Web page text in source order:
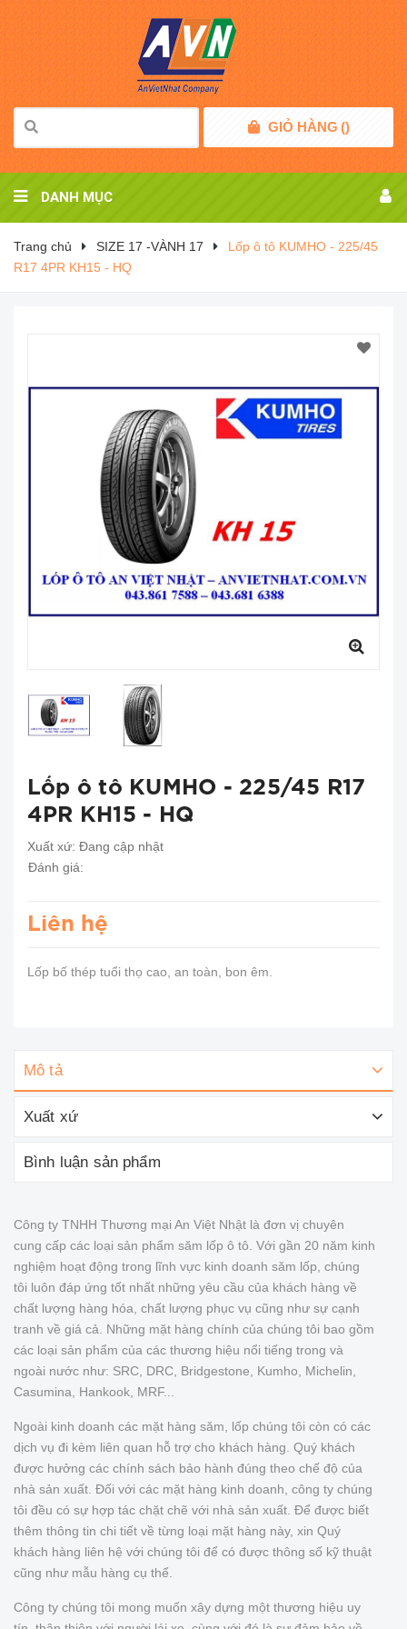
GIỎ HÀNG ()
DANH MỤC
Trang chủ SIZE 17 -VÀNH 17
Lốp ô tô KUMHO - 225/45
R17 4PR KH15 - HQ
Lốp ô tô KUMHO - 225/45 R17
4PR KH15 - HQ
Xuất xứ: Đang cập nhật
Đánh giá:
Liên hệ
Lốp bố thép tuổi thọ cao, an toàn, bon êm.
Mô tả
Xuất xứ
Bình luận sản phẩm
Công ty TNHH Thương mại An Việt Nhật là đơn vị chuyên
cung cấp các loại sản phẩm săm lốp ô tô. Với gần 20 năm kinh
nghiệm hoạt động trong lĩnh vực kinh doanh săm lốp, chúng
tôi luôn đáp ứng tốt nhất những yêu cầu của khách hàng về
chất lượng hàng hóa, chất lượng phục vụ cũng như sự cạnh
tranh về giá cả. Những mặt hàng chính của chúng tôi bao gồm
các loại sản phẩm của các thương hiệu nổi tiếng trong và
ngoài nước như: SRC, DRC, Bridgestone, Kumho, Michelin,
Casumina, Hankook, MRF...
Ngoài kinh doanh các mặt hàng săm, lốp chúng tôi còn có các
dịch vụ đi kèm liên quan hỗ trợ cho khách hàng. Quý khách
được hưởng các chính sách bảo hành đúng theo chế độ của
nhà sản xuất. Đối với các mặt hàng kinh doanh, công ty chúng
tôi đều có sự hợp tác chặt chẽ với nhà sản xuất. Để được biết
thêm thông tin chi tiết về từng loại mặt hàng này, xin Quý
khách hàng liên hệ với chúng tôi để có được thông số kỹ thuật
cũng như mẫu hàng cụ thể.
Công ty chúng tôi mong muốn xây dựng một thương hiệu uy